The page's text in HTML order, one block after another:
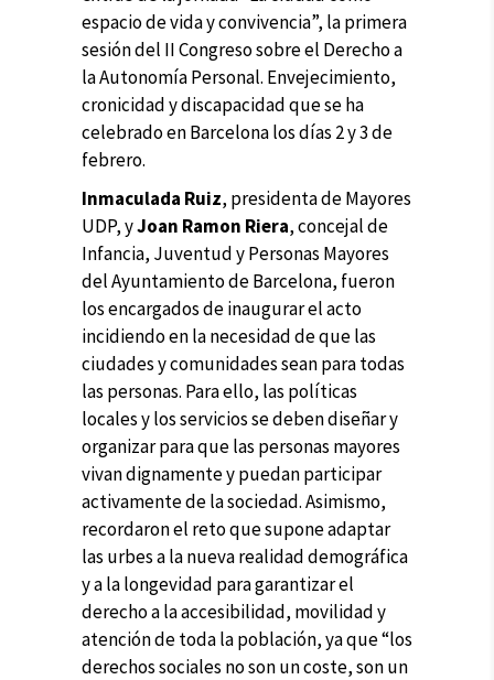
espacio de vida y convivencia”, la primera
sesión del II Congreso sobre el Derecho a
la Autonomía Personal. Envejecimiento,
cronicidad y discapacidad que se ha
celebrado en Barcelona los días 2 y 3 de
febrero.
Inmaculada Ruiz, presidenta de Mayores
UDP, yJoan Ramon Riera, concejal de
Infancia, Juventud y Personas Mayores
del Ayuntamiento de Barcelona, fueron
los encargados de inaugurar el acto
incidiendo en la necesidad de que las
ciudades y comunidades sean para todas
las personas. Para ello, las políticas
locales y los servicios se deben diseñar y
organizar para que las personas mayores
vivan dignamente y puedan participar
activamente de la sociedad. Asimismo,
recordaron el reto que supone adaptar
las urbes a la nueva realidad demográfica
y a la longevidad para garantizar el
derecho a la accesibilidad, movilidad y
atención de toda la población, ya que “los
derechos sociales no son un coste, son un